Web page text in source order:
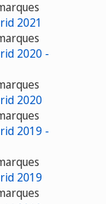
2021
2020 -
2020
2019 -
2019